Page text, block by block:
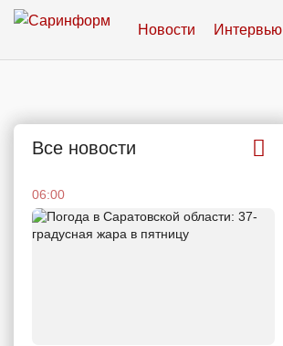
Новости Интервью
Все новости
06:00